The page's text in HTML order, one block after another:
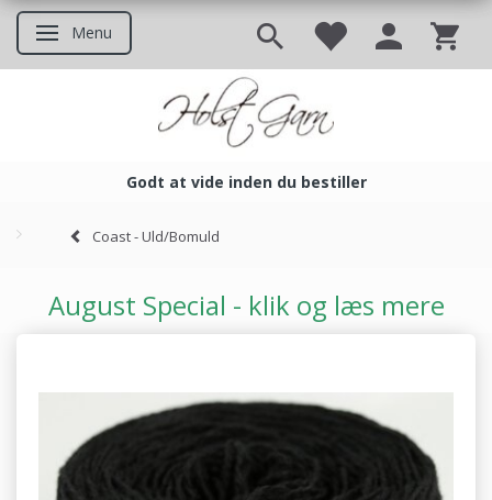
Skifte navigation
Menu
Godt at vide inden du bestiller
Coast - Uld/Bomuld
August Special - klik og læs mere